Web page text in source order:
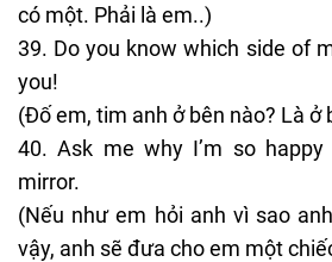
có một. Phải là em..)
Do you know which side of
you!
(Đố em, tim anh ở bên nào? Là ở
Ask me why I’m so
mirror.
(Nếu như em hỏi anh vì sao
vậy, anh sẽ đưa cho em một